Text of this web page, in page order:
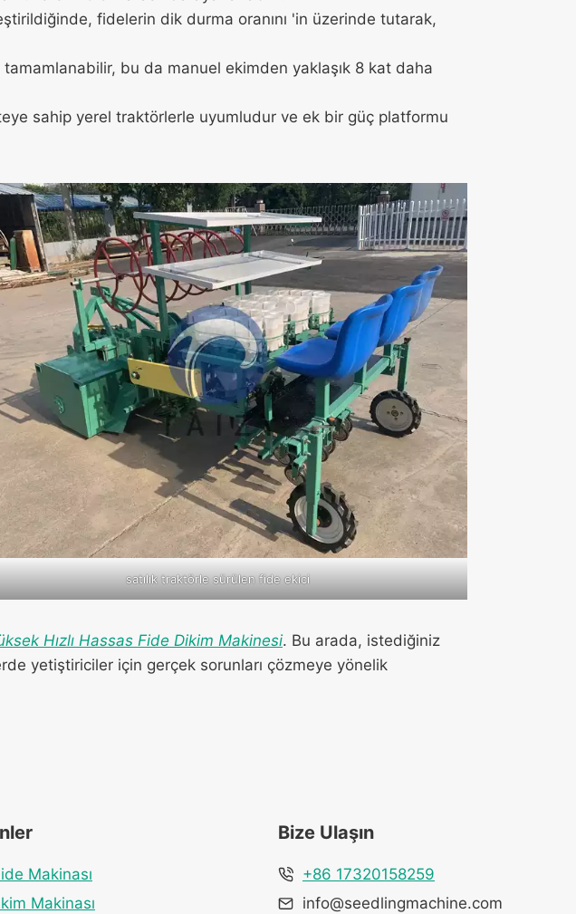
fidelerin dik durma oranını 'in üzerinde tutarak,
bu da manuel ekimden yaklaşık 8 kat daha
sahip yerel traktörlerle uyumludur ve ek bir güç platformu
satılık traktörle sürülen fide ekici
Hızlı Hassas Fide Dikim Makinesi. Bu arada, istediğiniz
yetiştiriciler için gerçek sorunları çözmeye yönelik
Makinası
Makinası
Bize Ulaşın
+86 17320158259
info@seedlingmachine.com